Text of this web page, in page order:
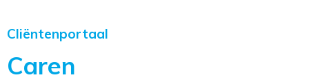
Cliëntenportaal
Caren